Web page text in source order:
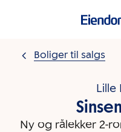
Boliger til salgs
Lille
Ny og rålekker 2-